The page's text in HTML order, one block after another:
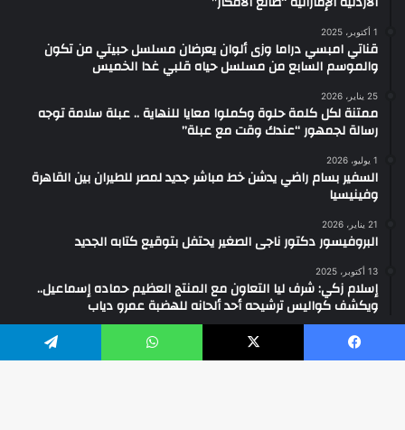
1 أكتوبر، 2025
قناتي امبسي دراما وزى ألوان يعرضان مسلسل حبيتي من تكون
والموسم السابع من مسلسل حياه قلبي غدا الخميس
25 يناير، 2026
ممتنة لكل كلمة حلوة وكملوا معايا للنهاية .. عبلة سلامة توجه
رسالة لجمهور “عندك وقت مع عبلة”
1 يوليو، 2026
السفير بسام راضي يدشن خط مباشر جديد لمصر للطيران بين القاهرة
وفينيسيا
21 يناير، 2026
البروفيسور دكتور ناجى الصغير يحتفل بتوقيع كتابه الجديد
13 أكتوبر، 2025
إسلام زكي: شرف ليا التعاون مع المنتج العظيم حماده إسماعيل..
ويكشف كواليس ترشيحه أحد ألحانه للهضبة عمرو دياب
فيسبوك ‫X واتساب تيلقرام